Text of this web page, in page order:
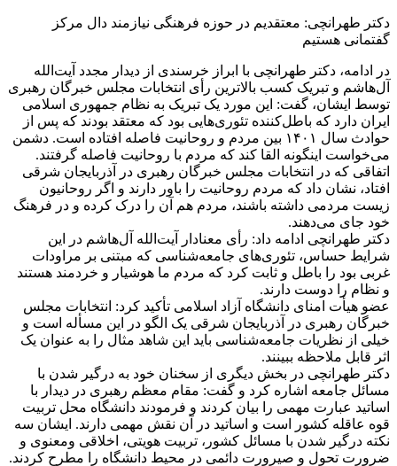
‎دکتر طهرانچی: معتقدیم در حوزه فرهنگی نیازمند دال مرکز
گفتمانی هستیم
‎در ادامه، دکتر طهرانچی با ابراز خرسندی از دیدار مجدد آیت‌الله
آل‌هاشم و تبریک کسب بالاترین رأی انتخابات مجلس خبرگان رهبری
توسط ایشان، گفت: این مورد یک تبریک به نظام جمهوری اسلامی
ایران دارد که باطل‌کننده تئوری‌هایی بود که معتقد بودند که پس از
حوادث سال ۱۴۰۱ بین مردم و روحانیت فاصله افتاده است. دشمن
می‌خواست اینگونه القا کند که مردم با روحانیت فاصله گرفتند.
اتفاقی که در انتخابات مجلس خبرگان رهبری در آذربایجان شرقی
افتاد، نشان داد که مردم روحانیت را باور دارند و اگر روحانیون
زیست مردمی داشته باشند، مردم هم آن را درک کرده و در فرهنگ
خود جای می‌دهند.
‎دکتر طهرانچی ادامه داد: رأی معنادار آیت‌الله آل‌هاشم در این
شرایط حساس، تئوری‌های جامعه‌شناسی که مبتنی بر مراودات
غربی بود را باطل و ثابت کرد که مردم ما هوشیار و خردمند هستند
و نظام را دوست دارند.
‎عضو هیأت امنای دانشگاه آزاد اسلامی تأکید کرد: انتخابات مجلس
خبرگان رهبری در آذربایجان شرقی یک الگو در این مسأله است و
خیلی از نظریات جامعه‌شناسی باید این شاهد مثال را به عنوان یک
اثر قابل ملاحظه ببینند.
‎دکتر طهرانچی در بخش دیگری از سخنان خود به درگیر شدن با
مسائل جامعه اشاره کرد و گفت: مقام معظم رهبری در دیدار با
اساتید عبارت مهمی را بیان کردند و فرمودند دانشگاه محل تربیت
قوه عاقله کشور است و اساتید در آن نقش مهمی دارند. ایشان سه
نکته درگیر شدن با مسائل کشور، تربیت هویتی، اخلاقی ومعنوی و
ضرورت تحول و صیرورت دائمی در محیط دانشگاه را مطرح کردند.